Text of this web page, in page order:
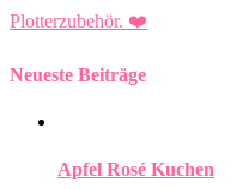
Plotterzubehör. ❤️
Neueste Beiträge
Apfel Rosé Kuchen